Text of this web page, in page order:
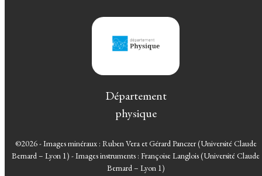
Département
physique
©2026 - Images minéraux : Ruben Vera et Gérard Panczer (Université Claude
Bernard – Lyon 1) - Images instruments : Françoise Langlois (Université Claude
Bernard – Lyon 1)